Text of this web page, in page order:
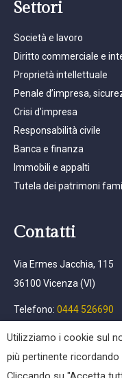
Settori
Società e lavoro
Diritto commerciale e
Proprietà intellettuale
Penale d’impresa,
Crisi d’impresa
Responsabilità civile
Banca e finanza
Immobili e appalti
Tutela dei patrimoni
Contatti
Via Ermes Jacchia, 115
36100 Vicenza (VI)
Telefono: 0444 526690
Utilizziamo i cookie sul
più pertinente